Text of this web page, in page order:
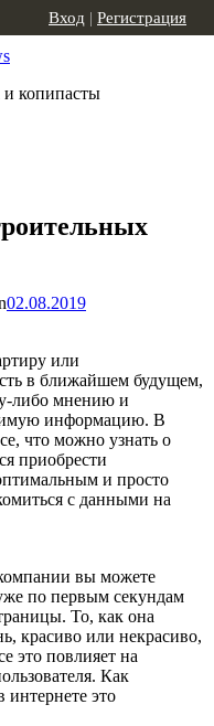
и копипасты
Вход | Регистрация
02.08.2019
или
в ближайшем будущем,
либо мнению и
информацию. В
что можно узнать о
приобрести
и просто
с данными на
вы можете
по первым секундам
То, как она
красиво или некрасиво,
это повлияет на
Как
интернете это